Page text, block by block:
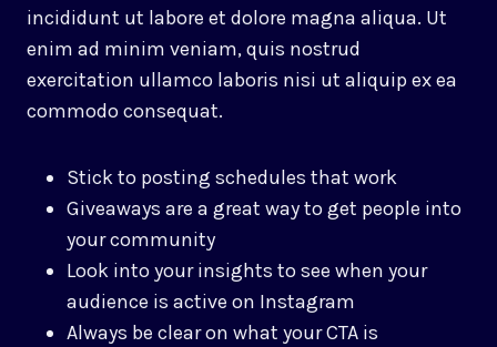
incididunt ut labore et dolore magna aliqua. Ut
enim ad minim veniam, quis nostrud
exercitation ullamco laboris nisi ut aliquip ex ea
commodo consequat.
Stick to posting schedules that work
Giveaways are a great way to get people into
your community
Look into your insights to see when your
audience is active on Instagram
Always be clear on what your CTA is